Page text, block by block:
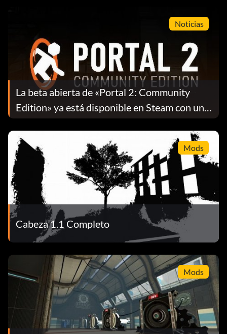
Noticias
La beta abierta de «Portal 2: Community
Edition» ya está disponible en Steam con un
nuevo motor, mejores herramientas de
modding y acceso gratuito
Mods
Cabeza 1.1 Completo
Mods